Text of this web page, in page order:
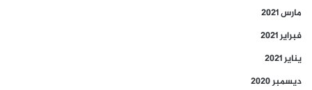
مارس 2021
فبراير 2021
يناير 2021
ديسمبر 2020